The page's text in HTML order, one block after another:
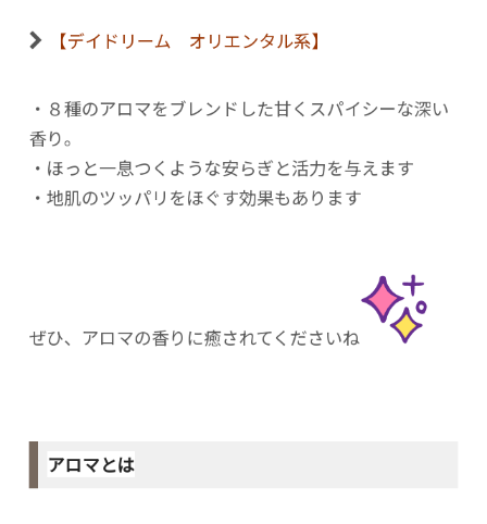
【デイドリーム オリエンタル系】
・８種のアロマをブレンドした甘くスパイシーな深い
香り。
・ほっと一息つくような安らぎと活力を与えます
・地肌のツッパリをほぐす効果もあります
ぜひ、アロマの香りに癒されてくださいね
アロマとは